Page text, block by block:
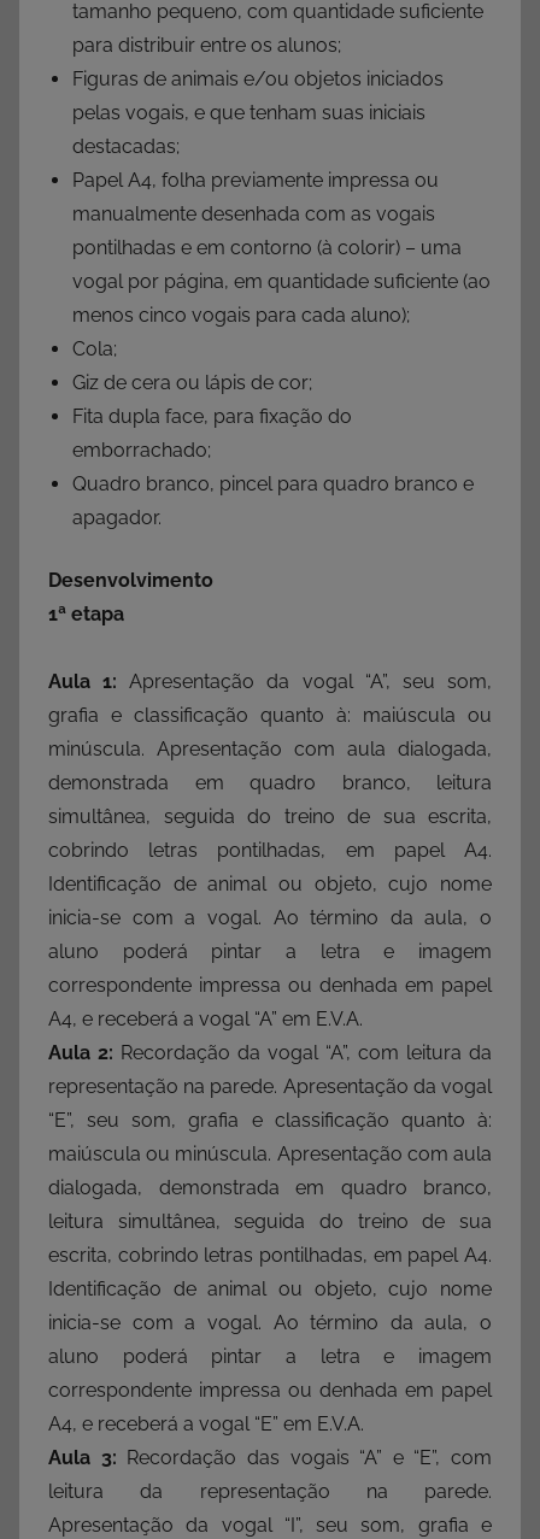
tamanho pequeno, com quantidade suficiente
para distribuir entre os alunos;
Figuras de animais e/ou objetos iniciados
pelas vogais, e que tenham suas iniciais
destacadas;
Papel A4, folha previamente impressa ou
manualmente desenhada com as vogais
pontilhadas e em contorno (à colorir) – uma
vogal por página, em quantidade suficiente (ao
menos cinco vogais para cada aluno);
Cola;
Giz de cera ou lápis de cor;
Fita dupla face, para fixação do
emborrachado;
Quadro branco, pincel para quadro branco e
apagador.
Desenvolvimento
1ª etapa
Aula 1: Apresentação da vogal “A”, seu som,
grafia e classificação quanto à: maiúscula ou
minúscula. Apresentação com aula dialogada,
demonstrada em quadro branco, leitura
simultânea, seguida do treino de sua escrita,
cobrindo letras pontilhadas, em papel A4.
Identificação de animal ou objeto, cujo nome
inicia-se com a vogal. Ao término da aula, o
aluno poderá pintar a letra e imagem
correspondente impressa ou denhada em papel
A4, e receberá a vogal “A” em E.V.A.
Aula 2: Recordação da vogal “A”, com leitura da
representação na parede. Apresentação da vogal
“E”, seu som, grafia e classificação quanto à:
maiúscula ou minúscula. Apresentação com aula
dialogada, demonstrada em quadro branco,
leitura simultânea, seguida do treino de sua
escrita, cobrindo letras pontilhadas, em papel A4.
Identificação de animal ou objeto, cujo nome
inicia-se com a vogal. Ao término da aula, o
aluno poderá pintar a letra e imagem
correspondente impressa ou denhada em papel
A4, e receberá a vogal “E” em E.V.A.
Aula 3: Recordação das vogais “A” e “E”, com
leitura da representação na parede.
Apresentação da vogal “I”, seu som, grafia e